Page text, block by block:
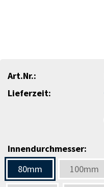
Art.Nr.:
Lieferzeit:
Innendurchmesser:
80mm
100mm